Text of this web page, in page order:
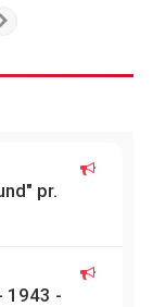
pr.
1943 -